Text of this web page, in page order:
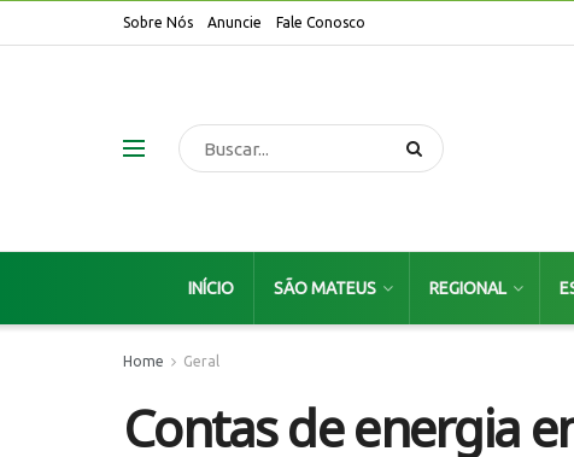
Sobre Nós Anuncie Fale Conosco
INÍCIO SÃO MATEUS REGIONAL
Home Geral
Contas de energia